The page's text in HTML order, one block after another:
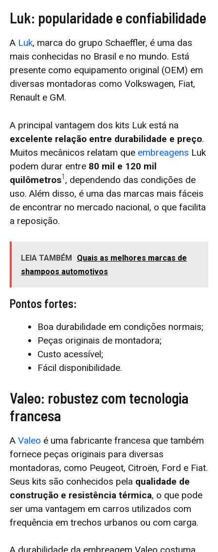
Luk: popularidade e confiabilidade
A Luk, marca do grupo Schaeffler, é uma das
mais conhecidas no Brasil e no mundo. Está
presente como equipamento original (OEM) em
diversas montadoras como Volkswagen, Fiat,
Renault e GM.
A principal vantagem dos kits Luk está na
excelente relação entre durabilidade e preço.
Muitos mecânicos relatam que embreagens Luk
podem durar entre 80 mil e 120 mil
quilômetros1 , dependendo das condições de
uso. Além disso, é uma das marcas mais fáceis
de encontrar no mercado nacional, o que facilita
a reposição.
LEIA TAMBÉM
Quais as melhores marcas de
shampoos automotivos
Pontos fortes:
Boa durabilidade em condições normais;
Peças originais de montadora;
Custo acessível;
Fácil disponibilidade.
Valeo: robustez com tecnologia
francesa
A Valeo é uma fabricante francesa que também
fornece peças originais para diversas
montadoras, como Peugeot, Citroën, Ford e Fiat.
Seus kits são conhecidos pela qualidade de
construção e resistência térmica, o que pode
ser uma vantagem em carros utilizados com
frequência em trechos urbanos ou com carga.